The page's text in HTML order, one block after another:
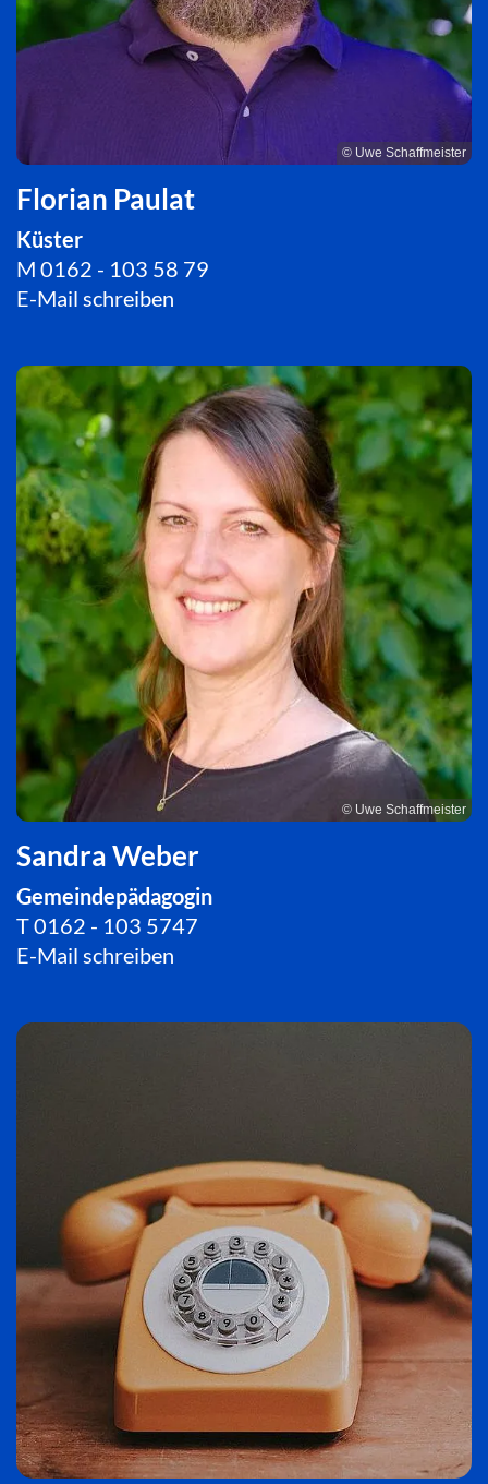
© Uwe Schaffmeister
Florian Paulat
Küster
M 0162 - 103 58 79
E-Mail schreiben
© Uwe Schaffmeister
Sandra Weber
Gemeindepädagogin
T0162 - 103 5747
E-Mail schreiben